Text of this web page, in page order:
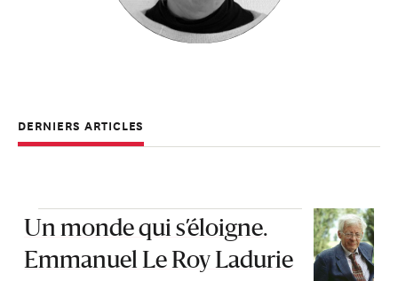
DERNIERS ARTICLES
Un monde qui s’éloigne.
Emmanuel Le Roy Ladurie